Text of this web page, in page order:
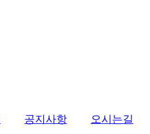
공지사항 오시는길